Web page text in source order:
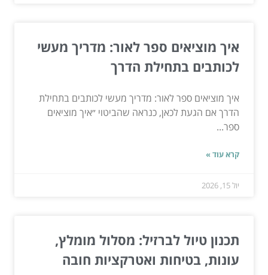
איך מוציאים ספר לאור: מדריך מעשי
לכותבים בתחילת הדרך
איך מוציאים ספר לאור: מדריך מעשי לכותבים בתחילת
הדרך אם הגעת לכאן, כנראה שהביטוי ״איך מוציאים
ספר...
קרא עוד »
יול 15, 2026
תכנון טיול לברזיל: מסלול מומלץ,
עונות, בטיחות ואטרקציות חובה